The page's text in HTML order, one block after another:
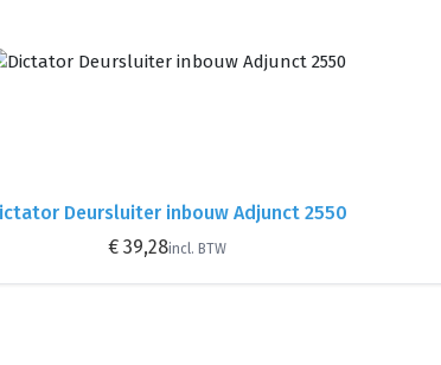
Deursluiter inbouw Adjunct 2550
€ 39,28incl. BTW